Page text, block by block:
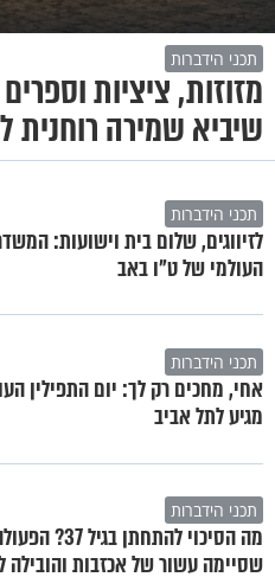
תכני הידברות
מזוזות, ציציות
שיביא שמירה רוחנית
תכני הידברות
לזיווגים, שלום בית וישועות:
העולמי של ט"ו באב
תכני הידברות
אחי, מחכים רק לך: יום התפילין
מגיע לתל אביב
תכני הידברות
מה הסיכוי להתחתן בגיל 37?
שסיימה עשור של אכזבות והובילה